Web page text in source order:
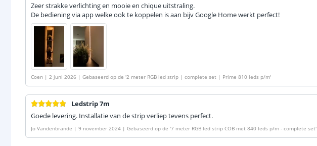
Zeer strakke verlichting en mooie en chique uitstraling.
De bediening via app welke ook te koppelen is aan bijv Google Home werkt perfect!
Coen | 2 juni 2026 | Gebaseerd op de '2 meter RGB led strip | complete set | Prime 810 leds p/m'
Ledstrip 7m
Goede levering. Installatie van de strip verliep tevens perfect.
Jo Vandenbrande | 9 november 2024 | Gebaseerd op de '7 meter RGB led strip COB met 840 leds p/m - complete set'